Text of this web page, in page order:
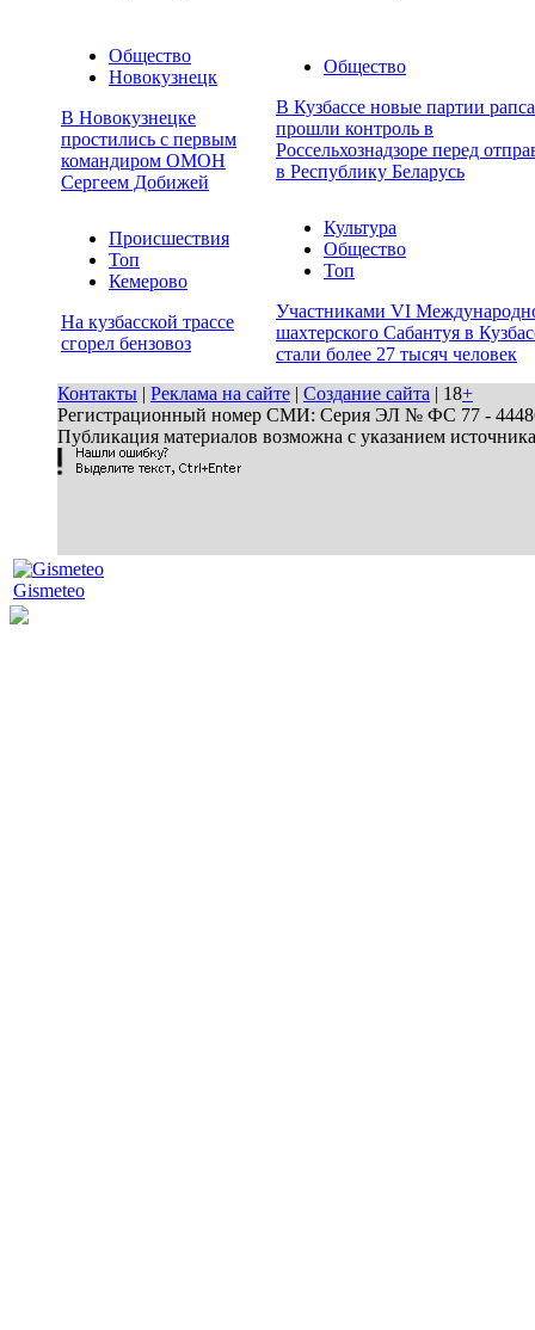
Общество
Новокузнецк
В Новокузнецке
простились с первым
командиром ОМОН
Сергеем Добижей
Общество
В Кузбассе новые партии рапса
прошли контроль в
Россельхознадзоре перед
в Республику Беларусь
Происшествия
Топ
Кемерово
На кузбасской трассе
сгорел бензовоз
Культура
Общество
Топ
Участниками VI
шахтерского Сабантуя в
стали более 27 тысяч человек
Контакты | Реклама на сайте | Создание сайта | 18+
Регистрационный номер СМИ: Серия ЭЛ № ФС 77 - 44486
Публикация материалов возможна с указанием
Gismeteo